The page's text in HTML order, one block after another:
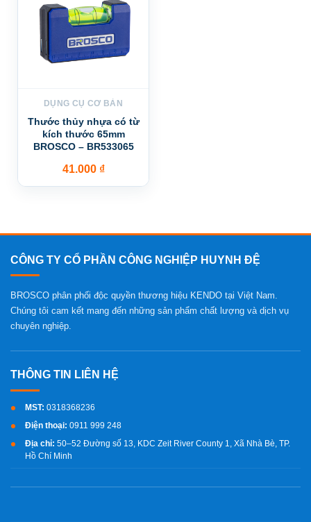
DỤNG CỤ CƠ BẢN
Thước thủy nhựa có từ
kích thước 65mm
BROSCO – BR533065
41.000 ₫
CÔNG TY CỔ PHẦN CÔNG NGHIỆP HUYNH ĐỆ
BROSCO phân phối độc quyền thương hiệu KENDO tại Việt Nam.
Chúng tôi cam kết mang đến những sản phẩm chất lượng và dịch vụ
chuyên nghiệp.
MST: 0318368236
Điện thoại: 0911 999 248
Địa chỉ: 50–52 Đường số 13, KDC Zeit River County 1, Xã Nhà Bè, TP.
Hồ Chí Minh